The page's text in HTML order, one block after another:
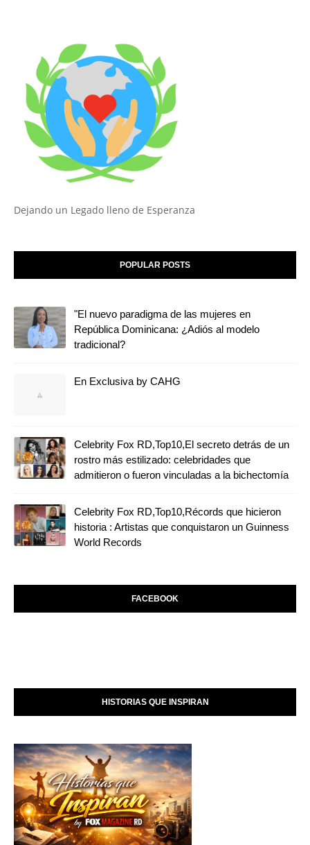
Dejando un Legado lleno de Esperanza
POPULAR POSTS
"El nuevo paradigma de las mujeres en
República Dominicana: ¿Adiós al modelo
tradicional?
En Exclusiva by CAHG
Celebrity Fox RD,Top10,El secreto detrás de un
rostro más estilizado: celebridades que
admitieron o fueron vinculadas a la bichectomía
Celebrity Fox RD,Top10,Récords que hicieron
historia : Artistas que conquistaron un Guinness
World Records
FACEBOOK
HISTORIAS QUE INSPIRAN